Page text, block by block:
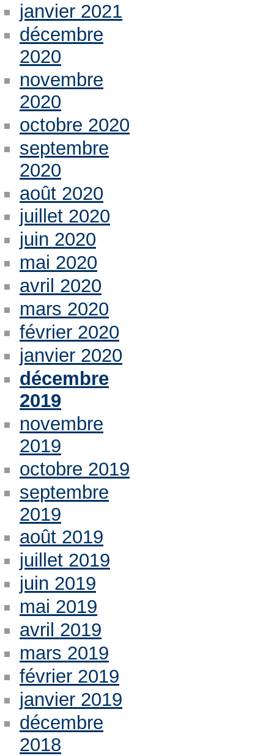
janvier 2021
décembre
2020
novembre
2020
octobre 2020
septembre
2020
août 2020
juillet 2020
juin 2020
mai 2020
avril 2020
mars 2020
février 2020
janvier 2020
décembre
2019
novembre
2019
octobre 2019
septembre
2019
août 2019
juillet 2019
juin 2019
mai 2019
avril 2019
mars 2019
février 2019
janvier 2019
décembre
2018